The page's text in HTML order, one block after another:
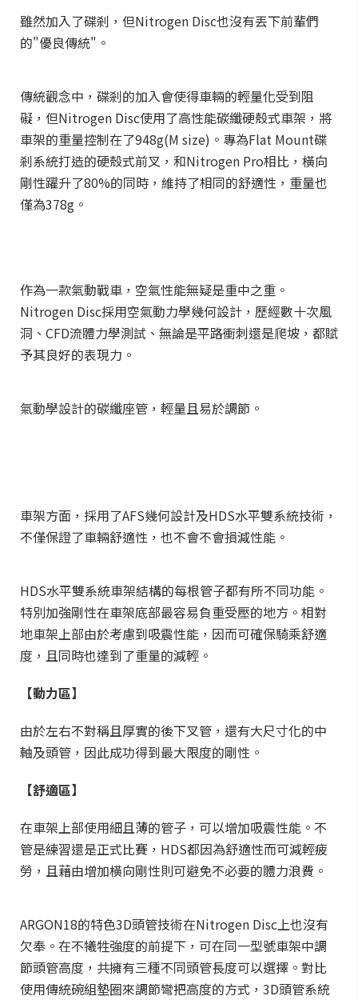
雖然加入了碟剎，但Nitrogen Disc也沒有丟下前輩們
的"優良傳統"。
傳統觀念中，碟剎的加入會使得車輛的輕量化受到阻
礙，但Nitrogen Disc使用了高性能碳纖硬殼式車架，將
車架的重量控制在了948g(M size)。專為Flat Mount碟
剎系統打造的硬殼式前叉，和Nitrogen Pro相比，橫向
剛性躍升了80%的同時，維持了相同的舒適性，重量也
僅為378g。
作為一款氣動戰車，空氣性能無疑是重中之重。
Nitrogen Disc採用空氣動力學幾何設計，歷經數十次風
洞、CFD流體力學測試、無論是平路衝刺還是爬坡，都賦
予其良好的表現力。
氣動學設計的碳纖座管，輕量且易於調節。
車架方面，採用了AFS幾何設計及HDS水平雙系統技術，
不僅保證了車輛舒適性，也不會不會損減性能。
HDS水平雙系統車架結構的每根管子都有所不同功能。
特別加強剛性在車架底部最容易負重受壓的地方。相對
地車架上部由於考慮到吸震性能，因而可確保騎乘舒適
度，且同時也達到了重量的減輕。
【動力區】
由於左右不對稱且厚實的後下叉管，還有大尺寸化的中
軸及頭管，因此成功得到最大限度的剛性。
【舒適區】
在車架上部使用細且薄的管子，可以增加吸震性能。不
管是練習還是正式比賽，HDS都因為舒適性而可減輕疲
勞，且藉由增加橫向剛性則可避免不必要的體力浪費。
ARGON18的特色3D頭管技術在Nitrogen Disc上也沒有
欠奉。在不犧牲強度的前提下，可在同一型號車架中調
節頭管高度，共擁有三種不同頭管長度可以選擇。對比
使用傳統碗組墊圈來調節彎把高度的方式，3D頭管系統